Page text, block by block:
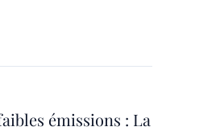
émissions : La